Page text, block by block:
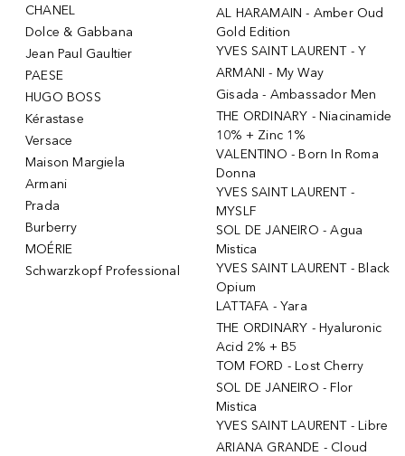
CHANEL
Dolce & Gabbana
Jean Paul Gaultier
PAESE
HUGO BOSS
Kérastase
Versace
Maison Margiela
Armani
Prada
Burberry
MOÉRIE
Schwarzkopf Professional
AL HARAMAIN - Amber Oud
Gold Edition
YVES SAINT LAURENT - Y
ARMANI - My Way
Gisada - Ambassador Men
THE ORDINARY - Niacinamide
10% + Zinc 1%
VALENTINO - Born In Roma
Donna
YVES SAINT LAURENT -
MYSLF
SOL DE JANEIRO - Agua
Mistica
YVES SAINT LAURENT - Black
Opium
LATTAFA - Yara
THE ORDINARY - Hyaluronic
Acid 2% + B5
TOM FORD - Lost Cherry
SOL DE JANEIRO - Flor
Mistica
YVES SAINT LAURENT - Libre
ARIANA GRANDE - Cloud